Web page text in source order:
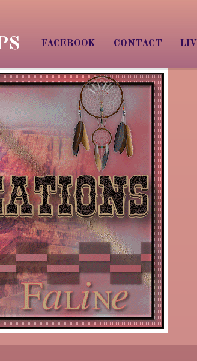
FACEBOOK CONTACT